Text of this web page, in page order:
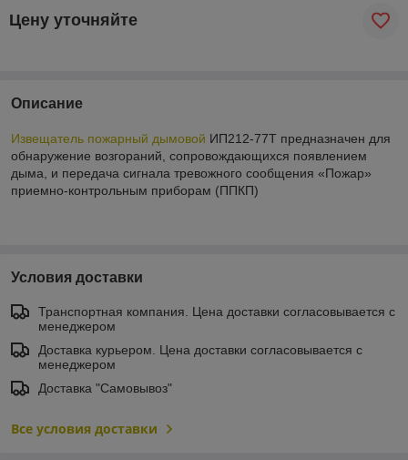
Цену уточняйте
Описание
Извещатель пожарный дымовой ИП212-77Т предназначен для
обнаружение возгораний, сопровождающихся появлением
дыма, и передача сигнала тревожного сообщения «Пожар»
приемно-контрольным приборам (ППКП)
Условия доставки
Транспортная компания. Цена доставки согласовывается с
менеджером
Доставка курьером. Цена доставки согласовывается с
менеджером
Доставка "Самовывоз"
Все условия доставки